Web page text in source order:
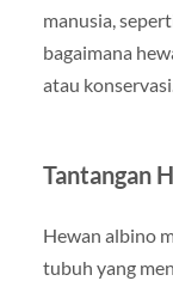
manusia,
bagaimana
atau konservasi.
Tantangan
Hewan albino
tubuh yang